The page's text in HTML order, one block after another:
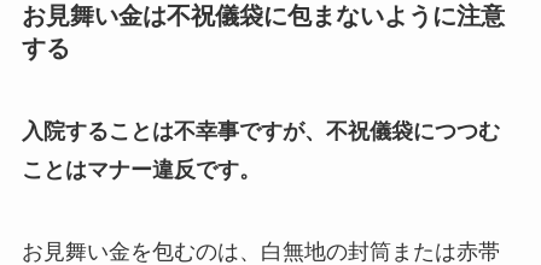
お見舞い金は不祝儀袋に包まないように注意
する
入院することは不幸事ですが、不祝儀袋につつむ
ことはマナー違反です。
お見舞い金を包むのは、白無地の封筒または赤帯